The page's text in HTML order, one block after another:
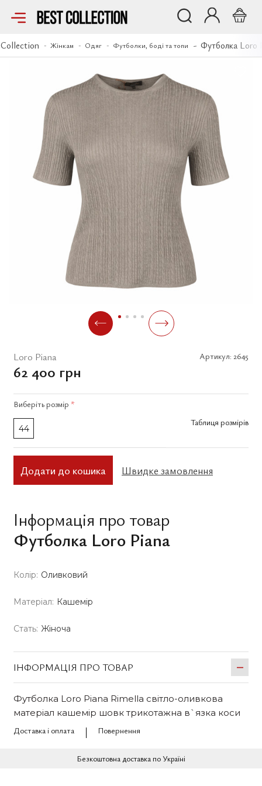
Жінкам Одяг Футболки, боді та топи Футболка Loro
Футболка Loro Piana
Loro Piana Артикул: 2645
62 400 грн
Виберіть розмір *
44
Таблиця розмірів
Додати до кошика Швидке замовлення
Інформація про товар
Футболка Loro Piana
Колір: Оливковий
Матеріал: Кашемір
Стать: Жіноча
ІНФОРМАЦІЯ ПРО ТОВАР
Футболка Loro Piana Rimella світло-оливкова
матеріал кашемір шовк трикотажна в`язка коси
Доставка і оплата
Повернення
Безкоштовна доставка по Україні